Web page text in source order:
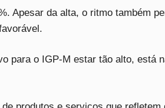
Apesar da alta, o ritmo também
para o IGP-M estar tão alto, está